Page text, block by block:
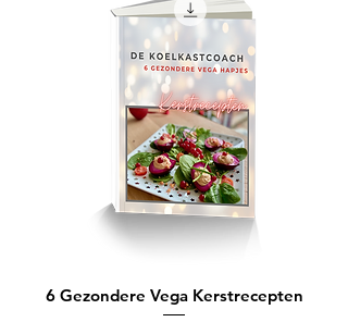
6 Gezondere Vega Kerstrecepten